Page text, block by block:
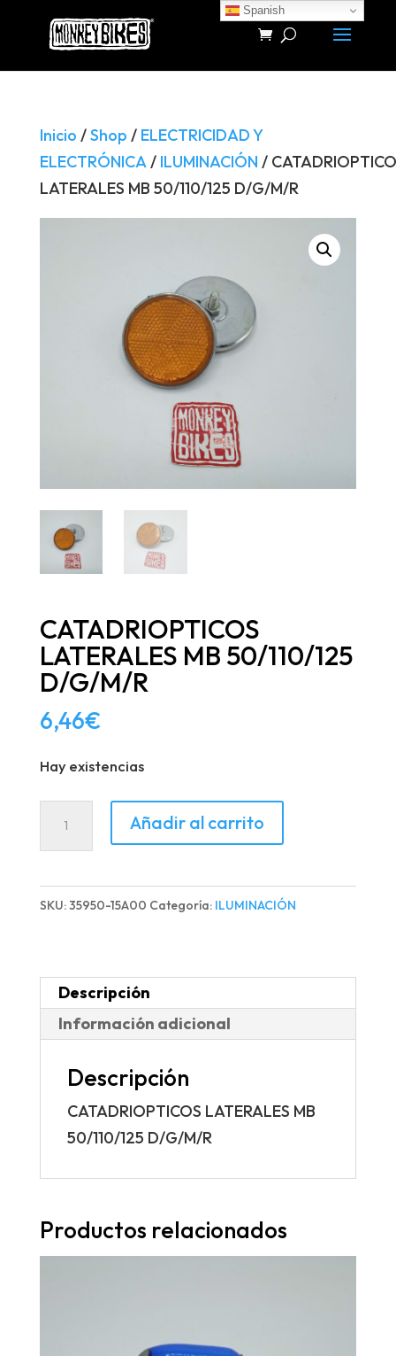
Búsqueda
productos
Inicio /Shop / ELECTRICIDAD Y
ELECTRÓNICA/ ILUMINACIÓN /
LATERALES MB 50/110/125 D/G/M/R
CATADRIOPTICOS
LATERALES MB 50/110/125
D/G/M/R
6,46€
Hay existencias
CATADRIOPTICOS
LATERALES
50/110/125
Añadir al carrito
SKU:35950-15A00 Categoría: ILUMINACIÓN
Descripción
Información adicional
Descripción
CATADRIOPTICOS LATERALES MB
50/110/125 D/G/M/R
Productos relacionados
Spanish